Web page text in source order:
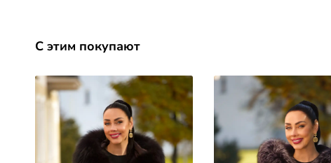
С этим покупают